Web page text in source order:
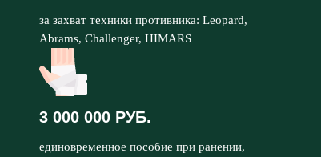
за захват техники противника: Leopard,
Abrams, Challenger, HIMARS
3 000 000 РУБ.
единовременное пособие при ранении,